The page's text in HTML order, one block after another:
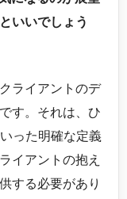
いいでしょう
ライアントのデ
す。それは、ひ
った明確な定義
イアントの抱え
する必要があり